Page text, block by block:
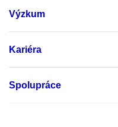
Výzkum
Kariéra
Spolupráce